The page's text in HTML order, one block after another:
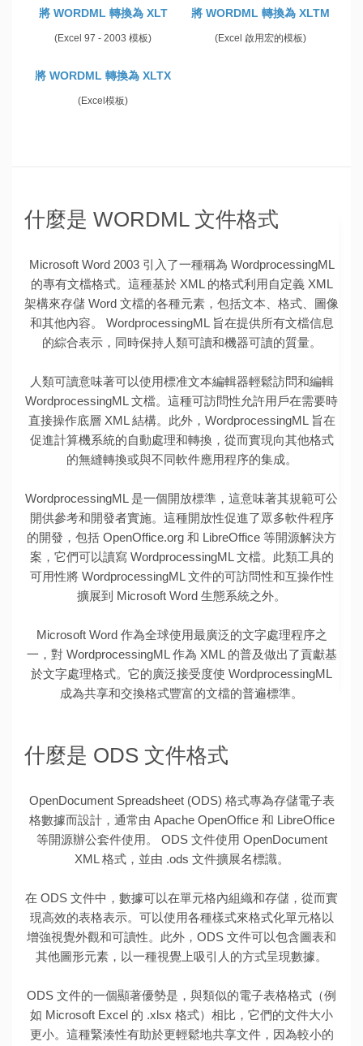
將 WORDML 轉換為 XLT
(Excel 97 - 2003 模板)
將 WORDML 轉換為 XLTM
(Excel 啟用宏的模板)
將 WORDML 轉換為 XLTX
(Excel模板)
什麼是 WORDML 文件格式
Microsoft Word 2003 引入了一種稱為 WordprocessingML
的專有文檔格式。這種基於 XML 的格式利用自定義 XML
架構來存儲 Word 文檔的各種元素，包括文本、格式、圖像
和其他內容。 WordprocessingML 旨在提供所有文檔信息
的綜合表示，同時保持人類可讀和機器可讀的質量。
人類可讀意味著可以使用標准文本編輯器輕鬆訪問和編輯
WordprocessingML 文檔。這種可訪問性允許用戶在需要時
直接操作底層 XML 結構。此外，WordprocessingML 旨在
促進計算機系統的自動處理和轉換，從而實現向其他格式
的無縫轉換或與不同軟件應用程序的集成。
WordprocessingML 是一個開放標準，這意味著其規範可公
開供參考和開發者實施。這種開放性促進了眾多軟件程序
的開發，包括 OpenOffice.org 和 LibreOffice 等開源解決方
案，它們可以讀寫 WordprocessingML 文檔。此類工具的
可用性將 WordprocessingML 文件的可訪問性和互操作性
擴展到 Microsoft Word 生態系統之外。
Microsoft Word 作為全球使用最廣泛的文字處理程序之
一，對 WordprocessingML 作為 XML 的普及做出了貢獻基
於文字處理格式。它的廣泛接受度使 WordprocessingML
成為共享和交換格式豐富的文檔的普遍標準。
什麼是 ODS 文件格式
OpenDocument Spreadsheet (ODS) 格式專為存儲電子表
格數據而設計，通常由 Apache OpenOffice 和 LibreOffice
等開源辦公套件使用。 ODS 文件使用 OpenDocument
XML 格式，並由 .ods 文件擴展名標識。
在 ODS 文件中，數據可以在單元格內組織和存儲，從而實
現高效的表格表示。可以使用各種樣式來格式化單元格以
增強視覺外觀和可讀性。此外，ODS 文件可以包含圖表和
其他圖形元素，以一種視覺上吸引人的方式呈現數據。
ODS 文件的一個顯著優勢是，與類似的電子表格格式（例
如 Microsoft Excel 的 .xlsx 格式）相比，它們的文件大小
更小。這種緊湊性有助於更輕鬆地共享文件，因為較小的